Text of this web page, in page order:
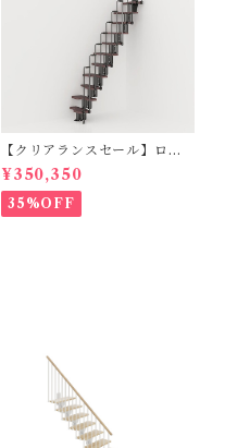
【クリアランスセール】ロフ
ト階段 KARINAカリーナ（標
準キット）
¥350,350
35%OFF